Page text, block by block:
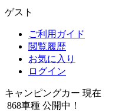
ゲスト
ご利用ガイド
閲覧履歴
お気に入り
ログイン
キャンピングカー 現在
868車種 公開中！